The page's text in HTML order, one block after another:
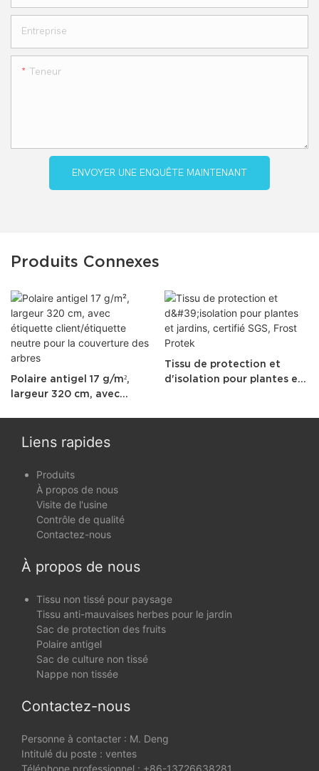
Entreprise
Teneur
ENVOYER UNE ENQUÊTE MAINTENANT
Produits Connexes
Polaire antigel 17 g/m²,
largeur 320 cm, avec
des arbres
Tissu de protection et
d'isolation pour plantes et
Liens rapides
Produits
À propos de nous
Visite de l'usine
Contrôle de qualité
Contactez-nous
À propos de nous
Tissu non tissé pour paysage
Tissu anti-mauvaises herbes pour le jardin
Sac de protection des fruits
Polaire antigel
Sac de culture non tissé
Nappe non tissée
Contactez-nous
Personne à contacter : M. Deng
Intitulé du poste : ventes